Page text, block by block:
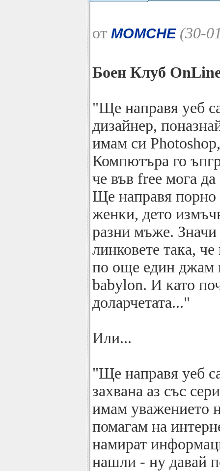
от MOMCHE(30-
Боен Клуб
"Ще направя уеб
дизайнер,
имам си
Компютъра го
че във free мога
Ще направя порно
женки, дето
разни мъже. Значи
линковете така,
по още един джам
babylon. И като
доларчетата..."
Или...
"Ще направя уеб
захвана аз със
имам уважението
помагам на
намират
нашли - ну давай